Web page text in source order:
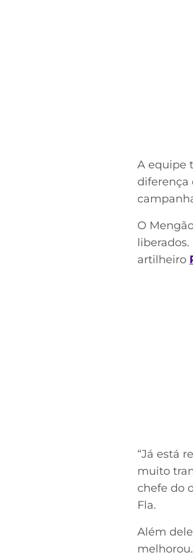
A equipe
diferença
O
artilheiro
“Já está
muito
chefe do
Fla.
Além